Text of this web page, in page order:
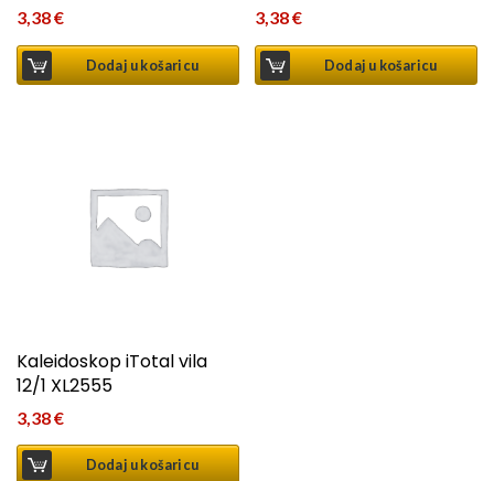
3,38€
Dodaj u košaricu
3,38€
Dodaj u košaricu
Kaleidoskop iTotal vila
12/1 XL2555
3,38€
Dodaj u košaricu